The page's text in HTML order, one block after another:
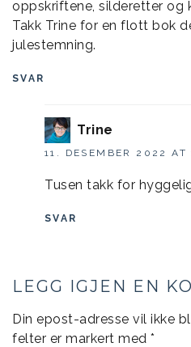
oppskriftene, silderetter og
Takk Trine for en flott bok
julestemning.
SVAR
Trine
11. DESEMBER 2022 AT
Tusen takk for
SVAR
LEGG IGJEN EN
Din epost-adresse vil ikke
felter er markert med *